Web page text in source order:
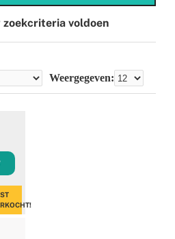
zoekcriteria voldoen
Weergegeven: